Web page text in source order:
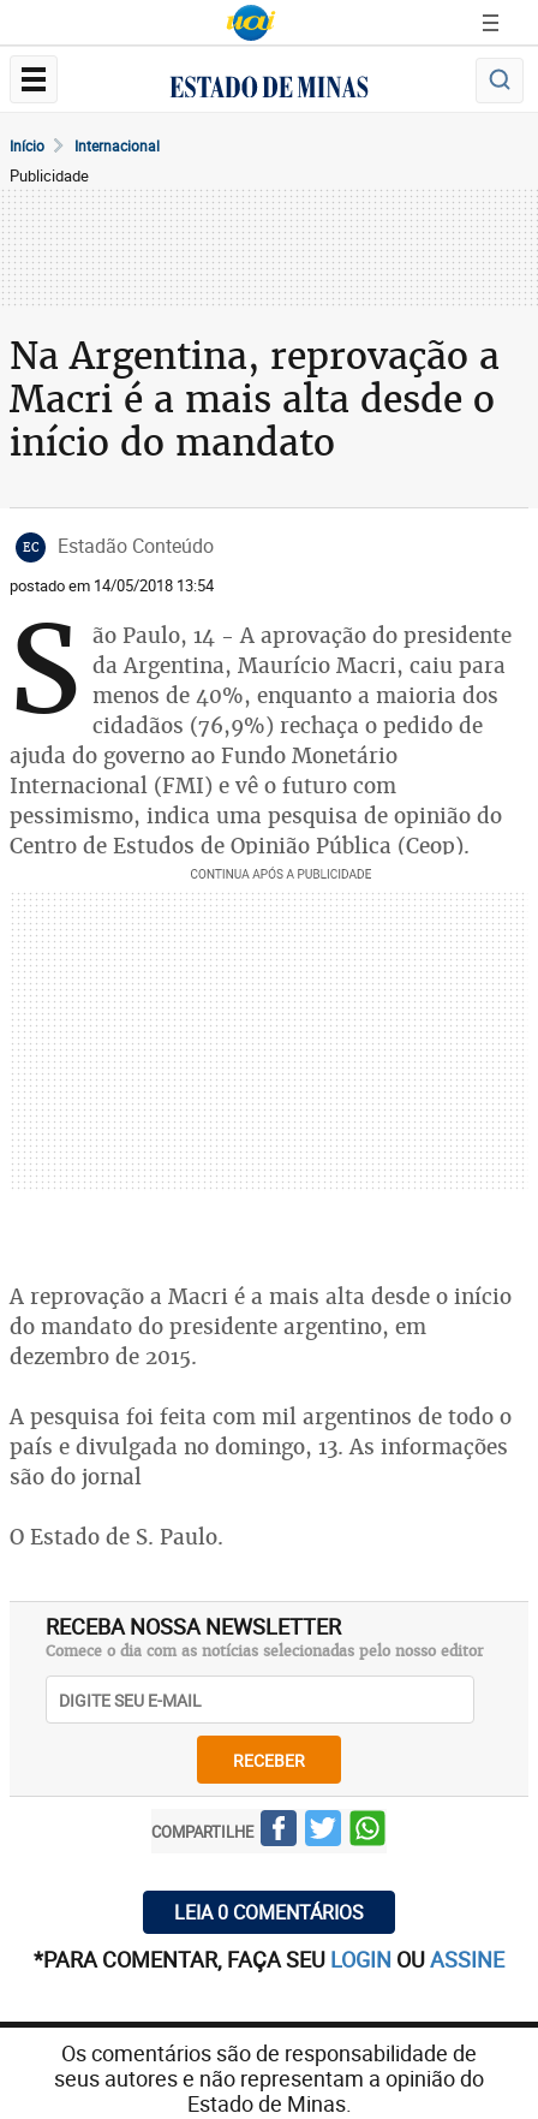
Início Internacional
Publicidade
Na Argentina, reprovação a
Macri é a mais alta desde o
início do mandato
EC Estadão Conteúdo
postado em 14/05/2018 13:54
S ão Paulo, 14 - A aprovação do presidente
da Argentina, Maurício Macri, caiu para
menos de 40%, enquanto a maioria dos
cidadãos (76,9%) rechaça o pedido de
ajuda do governo ao Fundo Monetário
Internacional (FMI) e vê o futuro com
pessimismo, indica uma pesquisa de opinião do
Centro de Estudos de Opinião Pública (Ceop).
A reprovação a Macri é a mais alta desde o início
do mandato do presidente argentino, em
dezembro de 2015.
A pesquisa foi feita com mil argentinos de todo o
país e divulgada no domingo, 13. As informações
são do jornal
O Estado de S. Paulo.
RECEBA NOSSA NEWSLETTER
Comece o dia com as notícias selecionadas pelo nosso editor
RECEBER
COMPARTILHE
LEIA 0 COMENTÁRIOS
*PARA COMENTAR, FAÇA SEU LOGIN OUASSINE
Os comentários são de responsabilidade de
seus autores e não representam a opinião do
Estado de Minas.